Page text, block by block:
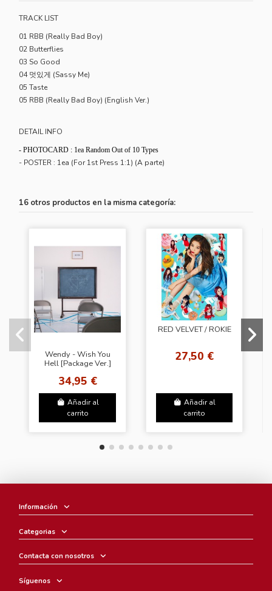
TRACK LIST
01 RBB (Really Bad Boy)
02 Butterflies
03 So Good
04 멋있게 (Sassy Me)
05 Taste
05 RBB (Really Bad Boy) (English Ver.)
DETAIL INFO
- PHOTOCARD : 1ea Random Out of 10 Types
- POSTER : 1ea (For 1st Press 1:1) (A parte)
16 otros productos en la misma categoría:
Wendy - Wish You
Hell [Package Ver.]
34,95 €
Añadir al
carrito
RED VELVET / ROKIE
27,50 €
Añadir al
carrito
Información
Categorias
Contacta con nosotros
Síguenos